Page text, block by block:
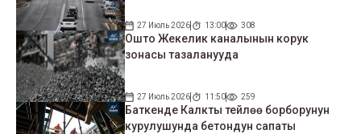
27 Июль 2026 13:00 308
Ошто Жекелик каналынын корук
зонасы тазаланууда
27 Июль 2026 11:50 259
Баткенде Калкты тейлөө борборунун
курулушунда бетондун сапаты